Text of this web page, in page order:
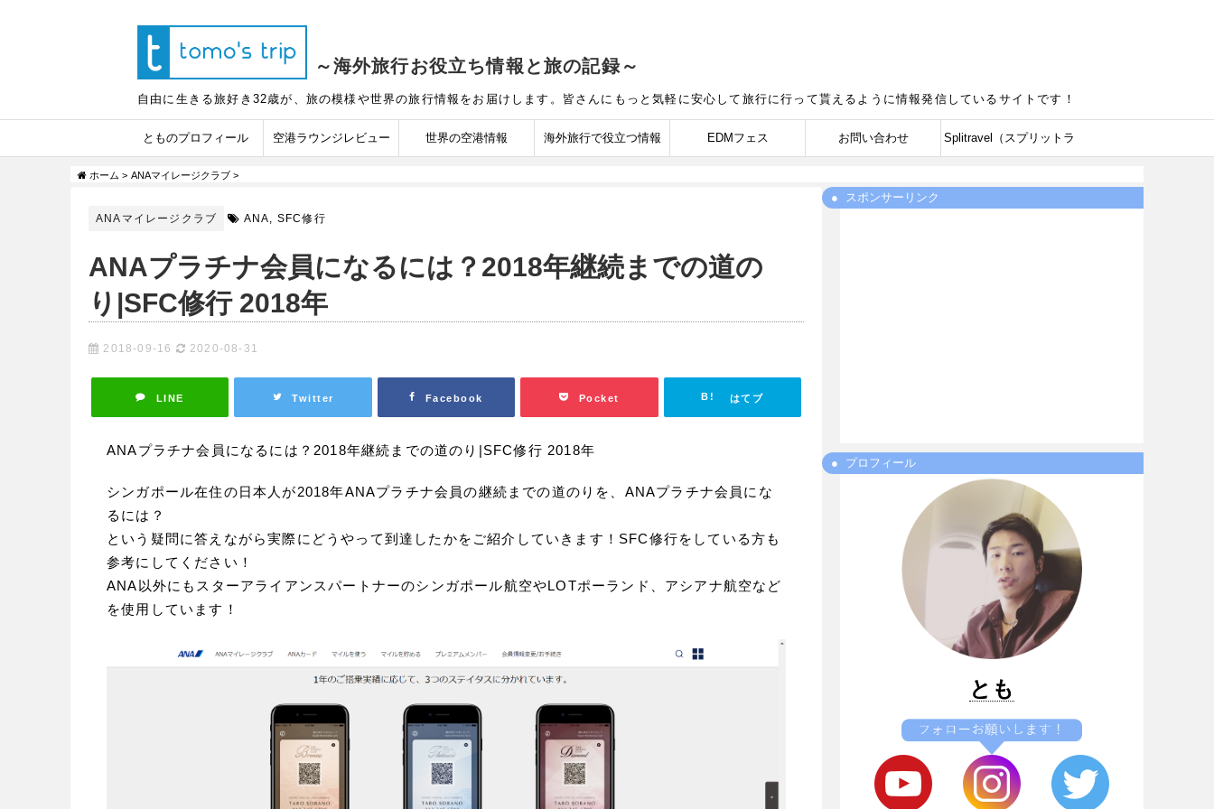
～海外旅行お役立ち情報と旅の記録～
自由に生きる旅好き32歳が、旅の模様や世界の旅行情報をお届けします。皆さんにもっと気軽に安心して旅行に行って貰えるように情報発信しているサイトです！
とものプロフィール 空港ラウンジレビュー 世界の空港情報 海外旅行で役立つ情報 EDMフェス お問い合わせ Splitravel（スプリットラ
リシー
ホーム > ANAマイレージクラブ >
ANAマイレージクラブ ANA, SFC修行
ANAプラチナ会員になるには？2018年継続までの道の
り|SFC修行 2018年
2018-09-16 2020-08-31
LINE Twitter Facebook Pocket はてブ
ANAプラチナ会員になるには？2018年継続までの道のり|SFC修行 2018年
シンガポール在住の日本人が2018年ANAプラチナ会員の継続までの道のりを、ANAプラチナ会員にな
るには？
という疑問に答えながら実際にどうやって到達したかをご紹介していきます！SFC修行をしている方も
参考にしてください！
ANA以外にもスターアライアンスパートナーのシンガポール航空やLOTポーランド、アシアナ航空など
を使用しています！
スポンサーリンク
プロフィール
とも